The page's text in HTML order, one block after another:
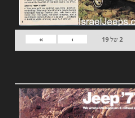
2של19
›
»